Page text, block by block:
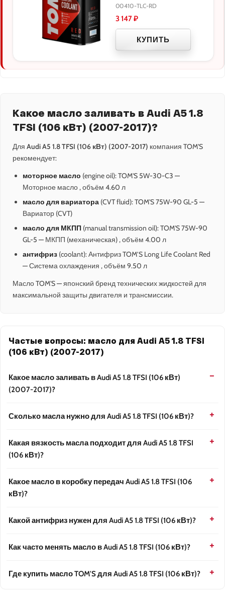
00410-TLC-RD
3 147₽
КУПИТЬ
Какое масло заливать в Audi A5 1.8
TFSI (106 кВт) (2007-2017)?
Для Audi A5 1.8 TFSI (106 кВт) (2007-2017) компания TOM'S
рекомендует:
моторное масло (engine oil): TOM'S 5W-30-C3 —
Моторное масло , объём 4.60 л
масло для вариатора (CVT fluid): TOM'S 75W-90 GL-5 —
Вариатор (CVT)
масло для МКПП (manual transmission oil): TOM'S 75W-90
GL-5 — МКПП (механическая) , объём 4.00 л
антифриз (coolant): Антифриз TOM’S Long Life Coolant Red
— Система охлаждения , объём 9.50 л
Масло TOM'S — японский бренд технических жидкостей для
максимальной защиты двигателя и трансмиссии.
Частые вопросы: масло для Audi A5 1.8 TFSI
(106 кВт) (2007-2017)
Какое масло заливать в Audi A5 1.8 TFSI (106 кВт)
(2007-2017)?
Сколько масла нужно для Audi A5 1.8 TFSI (106 кВт)?
Какая вязкость масла подходит для Audi A5 1.8 TFSI
(106 кВт)?
Какое масло в коробку передач Audi A5 1.8 TFSI (106
кВт)?
Какой антифриз нужен для Audi A5 1.8 TFSI (106 кВт)?
Как часто менять масло в Audi A5 1.8 TFSI (106 кВт)?
Где купить масло TOM'S для Audi A5 1.8 TFSI (106 кВт)?